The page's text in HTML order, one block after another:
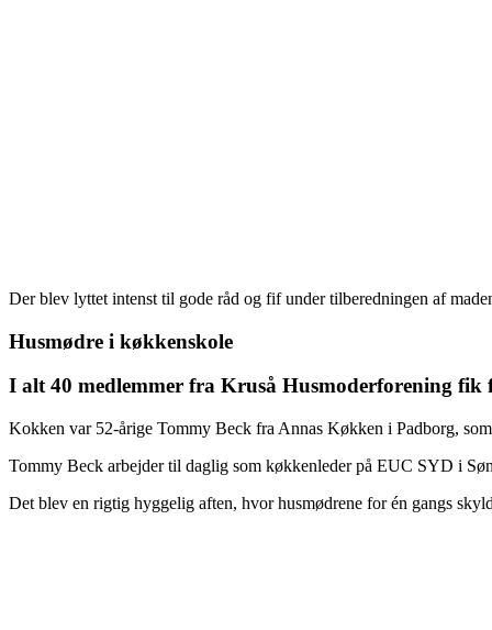
Der blev lyttet intenst til gode råd og fif under tilberedningen af
Husmødre i køkkenskole
I alt 40 medlemmer fra Kruså Husmoderforening
Kokken var 52-årige Tommy Beck fra Annas Køkken i Padborg,
Tommy Beck arbejder til daglig som køkkenleder på EUC SYD i
Det blev en rigtig hyggelig aften, hvor husmødrene for én gangs